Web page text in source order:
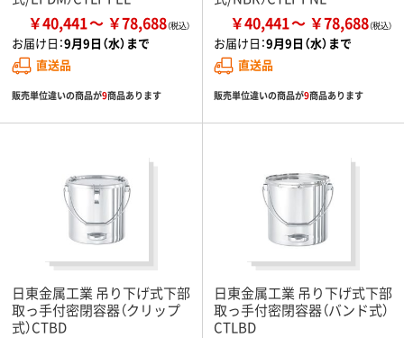
￥40,441 ￥78,688
お届け日：9月9日（水）まで
直送品
販売単位違いの商品が9商品あります
￥40,441 ￥78,688
お届け日：9月9日（水）まで
直送品
販売単位違いの商品が9商品あります
日東金属工業 吊り下げ式下部
取っ手付密閉容器（クリップ
式）CTBD
日東金属工業 吊り下げ式下部
取っ手付密閉容器（バンド式）
CTLBD